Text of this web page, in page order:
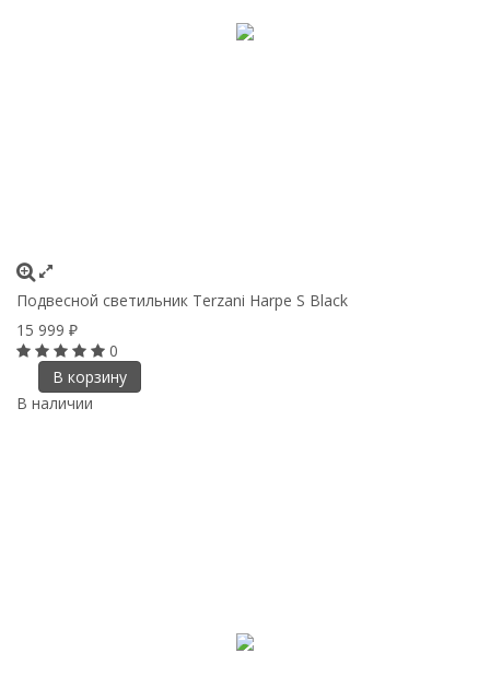
Подвесной светильник Terzani Harpe S Black
15 999 ₽
0
В корзину
В наличии